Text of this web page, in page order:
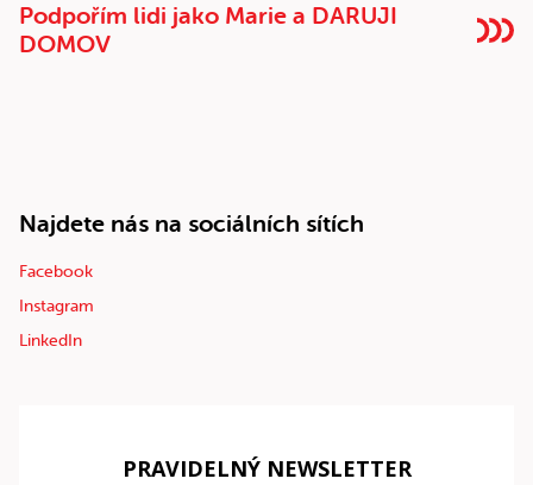
Podpořím lidi jako Marie a DARUJI
DOMOV
Najdete nás na sociálních sítích
Facebook
Instagram
LinkedIn
PRAVIDELNÝ NEWSLETTER